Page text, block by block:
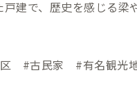
建で、歴史を感じる
#古民家 #有名観光